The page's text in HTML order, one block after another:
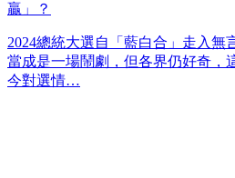
贏」？
2024總統大選自「藍白合」走入無
當成是一場鬧劇，但各界仍好奇，
今對選情…